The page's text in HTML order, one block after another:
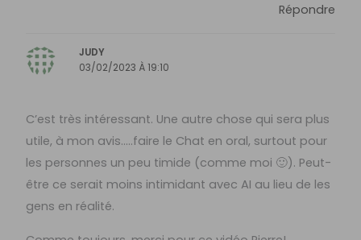
Répondre
JUDY
03/02/2023 À 19:10
C’est très intéressant. Une autre chose qui sera plus
utile, à mon avis…..faire le Chat en oral, surtout pour
les personnes un peu timide (comme moi 🙂). Peut-
être ce serait moins intimidant avec AI au lieu de les
gens en réalité.